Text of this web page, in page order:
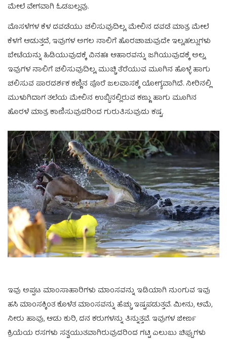
ಮೇಲೆ ವೇಗವಾಗಿ ಓಡಬಲ್ಲವು.
ಮೊಸಳೆಗಳ ಕೆಳ ದವಡೆಯು ಚಲಿಸುವುದಿಲ್ಲ, ಮೇಲಿನ ದವಡೆ ಮಾತ್ರ ಮೇಲೆ
ಕೆಳಗೆ ಆಡುತ್ತದೆ, ಇವುಗಳ ಅಗಲ ನಾಲಿಗೆ ಹೊರಚಾಚುವುದೇ ಇಲ್ಲ,ಹಲ್ಲುಗಳು
ಬೇಟೆಯನ್ನು ಹಿಡಿಯುವುದಕ್ಕೆ ವಿನಹಃ ಆಹಾರವನ್ನು ಜಗಿಯುವುದಕ್ಕೆ ಅಲ್ಲ,
ಇವುಗಳ ನಾಲಿಗೆ ಚಲಿಸುವುದಿಲ್ಲ, ಮುಚ್ಚಿ ತೆರೆಯುವ ಮೂಗಿನ ಹೊಳ್ಳೆ ಹಾಗು
ಚಲಿಸುವ ಪಾರದರ್ಶಕ ಕಣ್ಣಿನ ಪೊರೆ ಜಲವಾಸಕ್ಕೆ ಯೋಗ್ಯವಾಗಿದೆ. ನೀರಿನಲ್ಲಿ
ಮುಳುಗಿದಾಗ ತಲೆಯ ಮೇಲಿನ ಉಬ್ಬಿನಲ್ಲಿರುವ ಕಣ್ಣು ಹಾಗು ಮೂಗಿನ
ಹೊರಳೆ ಮಾತ್ರ ಕಾಣಿಸುವುದರಿಂದ ಗುರುತಿಸುವುದು ಕಷ್ಟ.
ಇವು ಅಪ್ಪಟ ಮಾಂಸಾಹಾರಿಗಳು ಮಾಂಸವನ್ನು ಇಡಿಯಾಗಿ ನುಂಗುವ ಇವು
ಹಸಿ ಮಾಂಸಕ್ಕಿಂತ ಕೊಳೆತ ಮಾಂಸವನ್ನು ಹೆಚ್ಚು ಇಷ್ಟಪಡುತ್ತವೆ. ಮೀನು, ಆಮೆ,
ನೀರು ಹಾವು, ಆಡು ಕುರಿ, ದನ ಕರುಗಳನ್ನು ತಿನ್ನುತ್ತವೆ. ಇವುಗಳ ಜೀರ್ಣ
ಕ್ರಿಯೆಯ ರಸಗಳು ಸತ್ವಯುತವಾಗಿರುವುದರಿಂದ ಗಟ್ಟಿ ಎಲುಬು ಚಿಪ್ಪುಗಳು